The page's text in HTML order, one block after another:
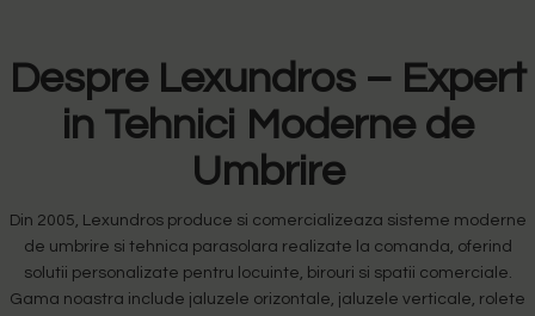
Despre Lexundros – Expert
in Tehnici Moderne de
Umbrire
Din 2005, Lexundros produce si comercializeaza sisteme moderne
de umbrire si tehnica parasolara realizate la comanda, oferind
solutii personalizate pentru locuinte, birouri si spatii comerciale.
Gama noastra include jaluzele orizontale, jaluzele verticale, rolete